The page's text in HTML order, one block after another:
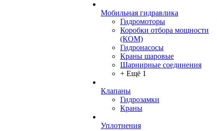
Мобильная гидравлика
Гидромоторы
Коробки отбора мощности
(КОМ)
Гидронасосы
Краны шаровые
Шарнирные соединения
+ Ещё 1
Клапаны
Гидрозамки
Краны
Уплотнения